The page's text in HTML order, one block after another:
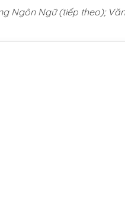
Ngôn Ngữ (tiếp theo);